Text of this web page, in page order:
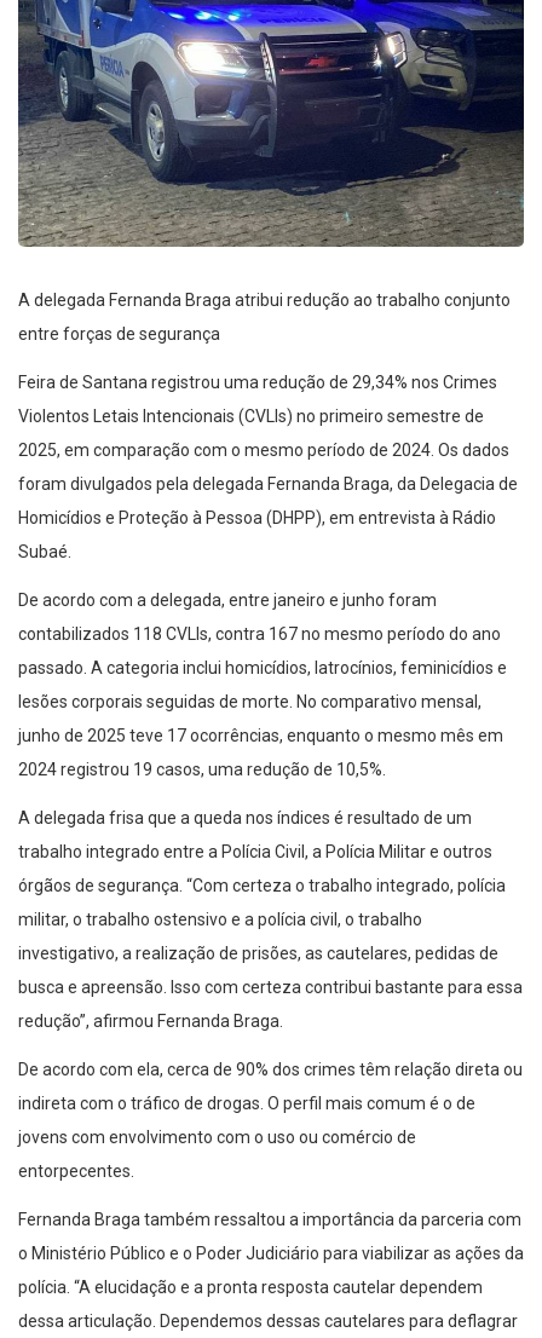
A delegada Fernanda Braga atribui redução ao trabalho conjunto
entre forças de segurança
Feira de Santana registrou uma redução de 29,34% nos Crimes
Violentos Letais Intencionais (CVLIs) no primeiro semestre de
2025, em comparação com o mesmo período de 2024. Os dados
foram divulgados pela delegada Fernanda Braga, da Delegacia de
Homicídios e Proteção à Pessoa (DHPP), em entrevista à Rádio
Subaé.
De acordo com a delegada, entre janeiro e junho foram
contabilizados 118 CVLIs, contra 167 no mesmo período do ano
passado. A categoria inclui homicídios, latrocínios, feminicídios e
lesões corporais seguidas de morte. No comparativo mensal,
junho de 2025 teve 17 ocorrências, enquanto o mesmo mês em
2024 registrou 19 casos, uma redução de 10,5%.
A delegada frisa que a queda nos índices é resultado de um
trabalho integrado entre a Polícia Civil, a Polícia Militar e outros
órgãos de segurança. “Com certeza o trabalho integrado, polícia
militar, o trabalho ostensivo e a polícia civil, o trabalho
investigativo, a realização de prisões, as cautelares, pedidas de
busca e apreensão. Isso com certeza contribui bastante para essa
redução”, afirmou Fernanda Braga.
De acordo com ela, cerca de 90% dos crimes têm relação direta ou
indireta com o tráfico de drogas. O perfil mais comum é o de
jovens com envolvimento com o uso ou comércio de
entorpecentes.
Fernanda Braga também ressaltou a importância da parceria com
o Ministério Público e o Poder Judiciário para viabilizar as ações da
polícia. “A elucidação e a pronta resposta cautelar dependem
dessa articulação. Dependemos dessas cautelares para deflagrar